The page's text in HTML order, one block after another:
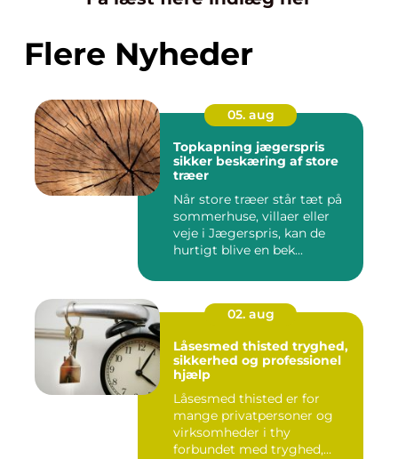
Flere Nyheder
05. aug
Topkapning jægerspris
sikker beskæring af store
træer
Når store træer står tæt på
sommerhuse, villaer eller
veje i Jægerspris, kan de
hurtigt blive en bek...
02. aug
Låsesmed thisted tryghed,
sikkerhed og professionel
hjælp
Låsesmed thisted er for
mange privatpersoner og
virksomheder i thy
forbundet med tryghed,